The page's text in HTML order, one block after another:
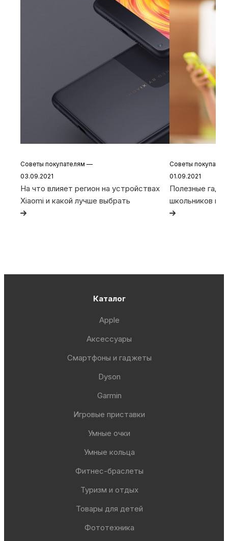
Советы покупателям —
03.09.2021
На что влияет регион на устройствах
Xiaomi и какой лучше выбрать
Советы
01.09.2021
Полезные
школьников и
Каталог
Apple
Аксессуары
Смартфоны и гаджеты
Dyson
Garmin
Игровые приставки
Умные очки
Умные кольца
Фитнес-браслеты
Туризм и отдых
Товары для детей
Фототехника